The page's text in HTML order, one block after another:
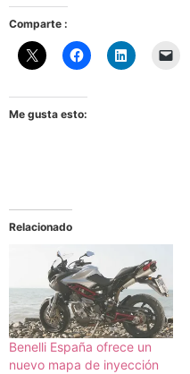
Comparte :
Me gusta esto:
Relacionado
Benelli España ofrece un
nuevo mapa de inyección